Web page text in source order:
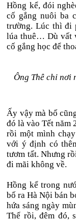
Hồng kể, đói
cố gắng nuôi ba
trường. Lúc thì đi
lúa thuê… Dù vất
cố gắng học để
Ông Thê chỉ nơi
Ấy vậy mà bố
đó là vào Tết năm
rồi một mình
với ý định có
tươm tất. Nhưng
đi mãi không về.
Hồng kể trong
bố ra Hà Nội bán
hứa sáng ngày
Thế rồi, đêm đó,